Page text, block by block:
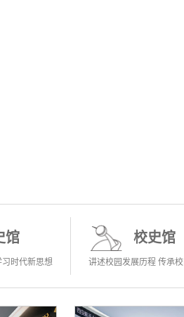
馆
时代新思想
校史馆
讲述校园发展历程 传承